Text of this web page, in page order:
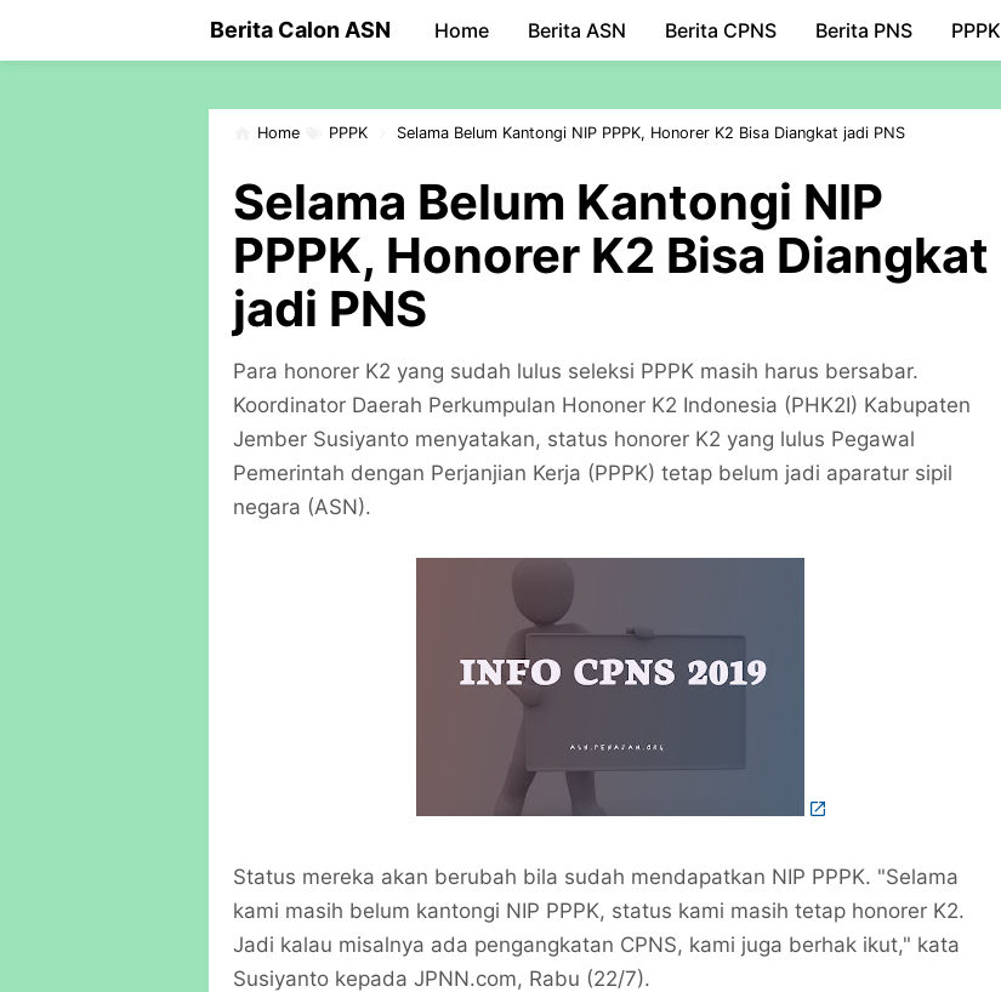
Skip to main content
Berita Calon ASN Home Berita ASN Berita CPNS Berita PNS PPPK
Home PPPK Selama Belum Kantongi NIP PPPK, Honorer K2 Bisa Diangkat jadi PNS
Selama Belum Kantongi NIP
PPPK, Honorer K2 Bisa Diangkat
jadi PNS
Para honorer K2 yang sudah lulus seleksi PPPK masih harus bersabar.
Koordinator Daerah Perkumpulan Hononer K2 Indonesia (PHK2I) Kabupaten
Jember Susiyanto menyatakan, status honorer K2 yang lulus Pegawal
Pemerintah dengan Perjanjian Kerja (PPPK) tetap belum jadi aparatur sipil
negara (ASN).
Status mereka akan berubah bila sudah mendapatkan NIP PPPK. "Selama
kami masih belum kantongi NIP PPPK, status kami masih tetap honorer K2.
Jadi kalau misalnya ada pengangkatan CPNS, kami juga berhak ikut," kata
Susiyanto kepada JPNN.com, Rabu (22/7).